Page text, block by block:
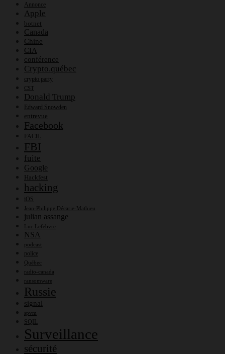
Annonce
Apple
botnet
Canada
Chine
CIA
conférence
Crypto.québec
crypto party
CST
Donald Trump
Edward Snowden
entrevue
Facebook
FACiL
FBI
fuite
Google
Hackfest
hacking
iOS
Jean-Philippe Décarie-Mathieu
julian assange
Luc Lefebvre
NSA
podcast
police
Québec
radio-canada
ransomware
Russie
signal
spvm
SQIL
Surveillance
sécurité